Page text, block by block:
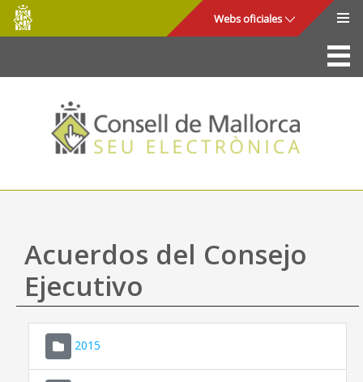
Saltar al contenido principal
Consell
de
Mallorca
Webs oficiales
La Sede
Consejo de Mallorca
Acceso y seguridad
Utilidades
Mapa web
Ayuda
Acuerdos del Consejo
Ejecutivo
2015